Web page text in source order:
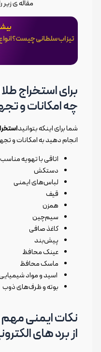
مقاله ی زیر
تیزاب سلطانی چیست؟
برای استخراج طلا
چه امکانات و
شما برای اینکه بتوانید
انجام دهید به امکانات و
اتاقی با تهویه مناسب
دستکش
لباس‌های ایمنی
‌قیف
‌همزن
‌سیم‌چین
‌کاغذ صافی
پیش‌بند
عینک محافظ
ماسک محافظ
اسید و مواد شیمیایی
‌بوته و ظرف‌های ذوب
نکات ایمنی
از برد های